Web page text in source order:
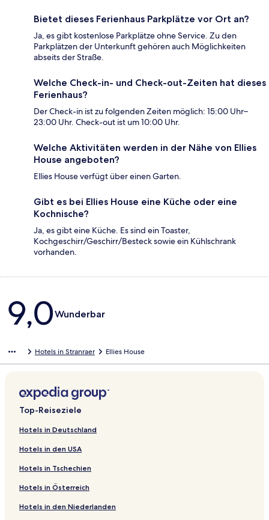
Bietet dieses Ferienhaus Parkplätze vor Ort an?
Ja, es gibt kostenlose Parkplätze ohne Service. Zu den
Parkplätzen der Unterkunft gehören auch Möglichkeiten
abseits der Straße.
Welche Check-in- und Check-out-Zeiten hat dieses
Ferienhaus?
Der Check-in ist zu folgenden Zeiten möglich: 15:00 Uhr–
23:00 Uhr. Check-out ist um 10:00 Uhr.
Welche Aktivitäten werden in der Nähe von Ellies
House angeboten?
Ellies House verfügt über einen Garten.
Gibt es bei Ellies House eine Küche oder eine
Kochnische?
Ja, es gibt eine Küche. Es sind ein Toaster,
Kochgeschirr/Geschirr/Besteck sowie ein Kühlschrank
vorhanden.
Bewertungen
9,0Wunderbar
Hotels in Stranraer Ellies House
Top-Reiseziele
Hotels in Deutschland
Hotels in den USA
Hotels in Tschechien
Hotels in Österreich
Hotels in den Niederlanden